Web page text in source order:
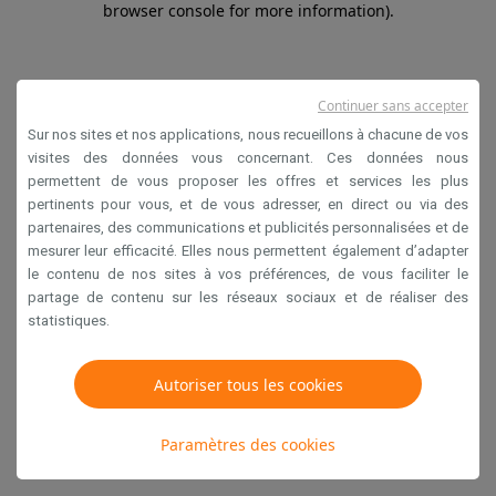
browser console for more information).
Sur nos sites et nos applications, nous recueillons à chacune de vos
visites des données vous concernant. Ces données nous
permettent de vous proposer les offres et services les plus
pertinents pour vous, et de vous adresser, en direct ou via des
partenaires, des communications et publicités personnalisées et de
mesurer leur efficacité. Elles nous permettent également d’adapter
le contenu de nos sites à vos préférences, de vous faciliter le
partage de contenu sur les réseaux sociaux et de réaliser des
statistiques.
Autoriser tous les cookies
Paramètres des cookies
Continuer sans accepter